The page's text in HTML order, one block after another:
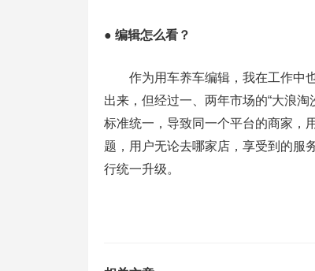
● 编辑怎么看？
作为用车养车编辑，我在工作中也
出来，但经过一、两年市场的“大浪
标准统一，导致同一个平台的商家，
题，用户无论去哪家店，享受到的服
行统一升级。